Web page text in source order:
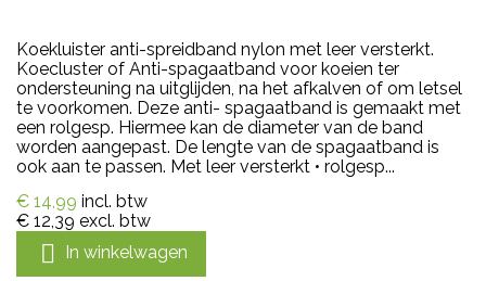
Koekluister anti-spreidband nylon met leer versterkt.
Koecluster of Anti-spagaatband voor koeien ter
ondersteuning na uitglijden, na het afkalven of om letsel
te voorkomen. Deze anti- spagaatband is gemaakt met
een rolgesp. Hiermee kan de diameter van de band
worden aangepast. De lengte van de spagaatband is
ook aan te passen. Met leer versterkt • rolgesp...
€ 14,99 incl. btw
€ 12,39 excl. btw
 In winkelwagen